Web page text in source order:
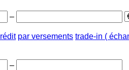
–
par versements trade-in (
–